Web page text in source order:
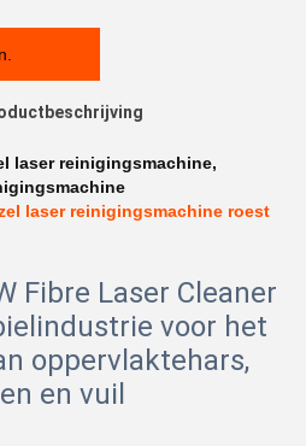
laser reinigingsmachine,
laser reinigingsmachine roest
Fibre Laser Cleaner
voor het
oppervlaktehars,
en vuil